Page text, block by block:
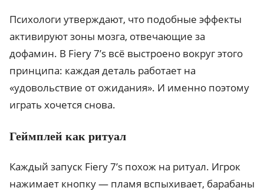
Психологи утверждают, что подобные эффекты
активируют зоны мозга, отвечающие за
дофамин. В Fiery 7’s всё выстроено вокруг этого
принципа: каждая деталь работает на
«удовольствие от ожидания». И именно поэтому
играть хочется снова.
Геймплей как ритуал
Каждый запуск Fiery 7’s похож на ритуал. Игрок
нажимает кнопку — пламя вспыхивает, барабаны